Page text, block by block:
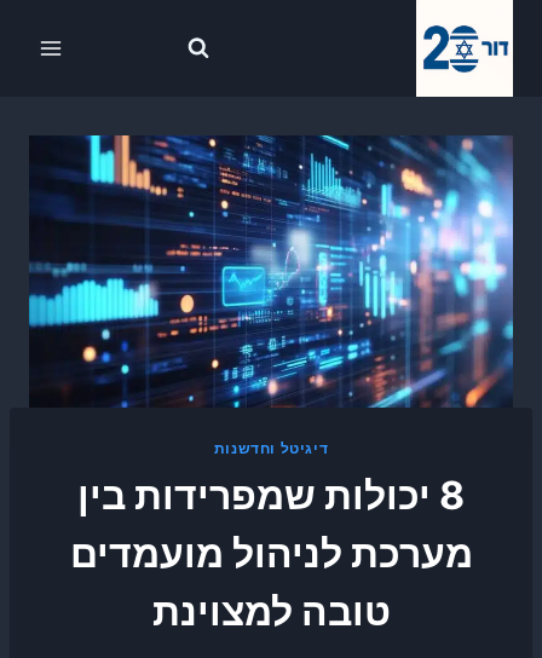
דיגיטל וחדשנות
8 יכולות שמפרידות בין
מערכת לניהול מועמדים
טובה למצוינת